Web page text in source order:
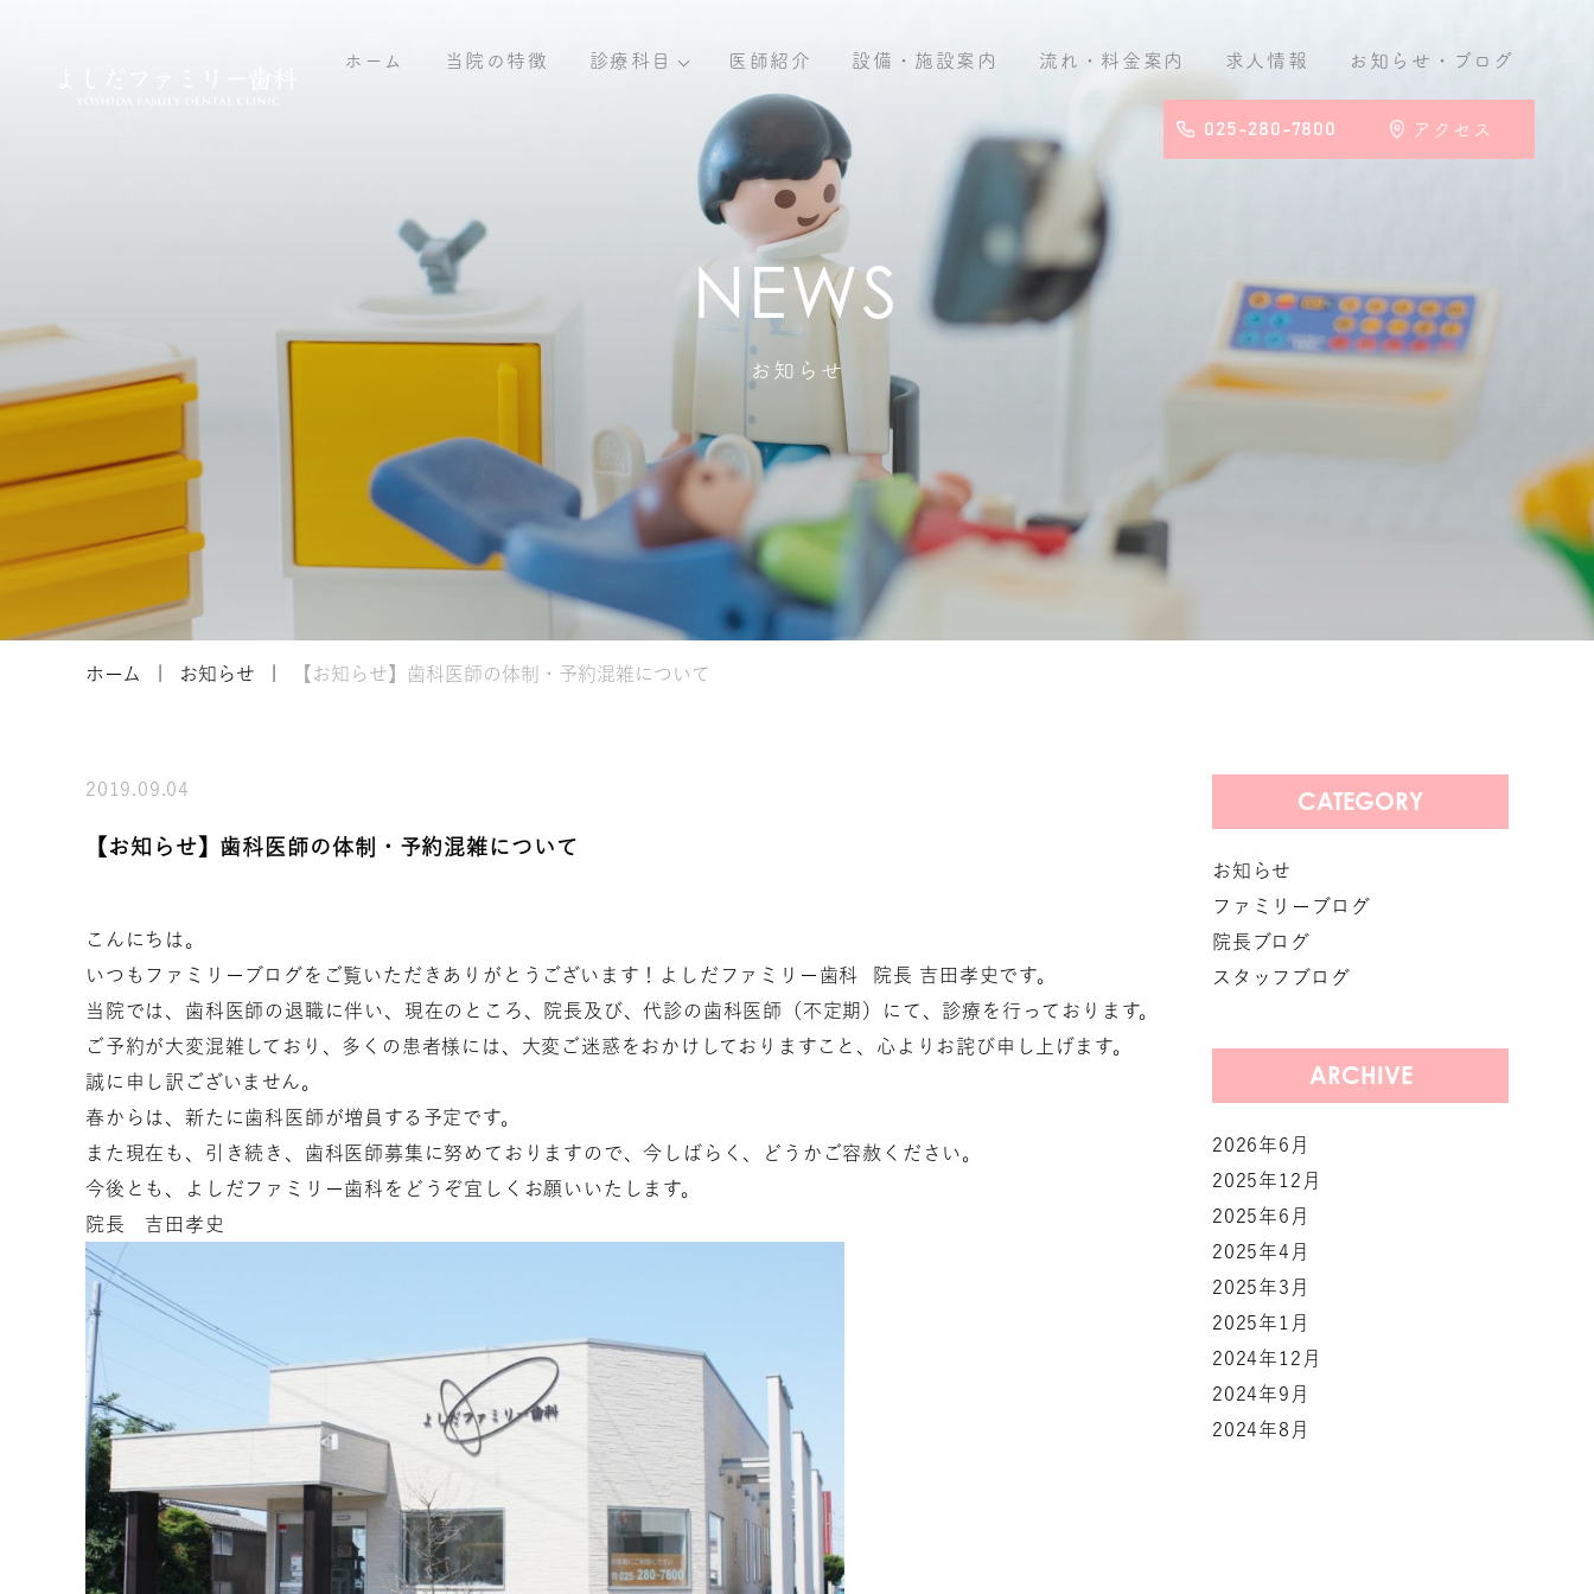
ホーム 当院の特徴 診療科目 医師紹介 設備・施設案内 流れ・料金案内 求人情報 お知らせ ・ブログ
025-280-7800 アクセス
お知らせ
ホーム お知らせ 【お知らせ】歯科医師の体制・予約混雑について
2019.09.04
【お知らせ】歯科医師の体制・予約混雑について
こんにちは。
いつもファミリーブログをご覧いただきありがとうございます！よしだファミリー歯科 院長 吉田孝史です。
当院では、歯科医師の退職に伴い、現在のところ、院長及び、代診の歯科医師（不定期）にて、診療を行っております。
ご予約が大変混雑しており、多くの患者様には、大変ご迷惑をおかけしておりますこと、心よりお詫び申し上げます。
誠に申し訳ございません。
春からは、新たに歯科医師が増員する予定です。
また現在も、引き続き、歯科医師募集に努めておりますので、今しばらく、どうかご容赦ください。
今後とも、よしだファミリー歯科をどうぞ宜しくお願いいたします。
院長 吉田孝史
CATEGORY
お知らせ
ファミリーブログ
院長ブログ
スタッフブログ
ARCHIVE
2026年6月
2025年12月
2025年6月
2025年4月
2025年3月
2025年1月
2024年12月
2024年9月
2024年8月